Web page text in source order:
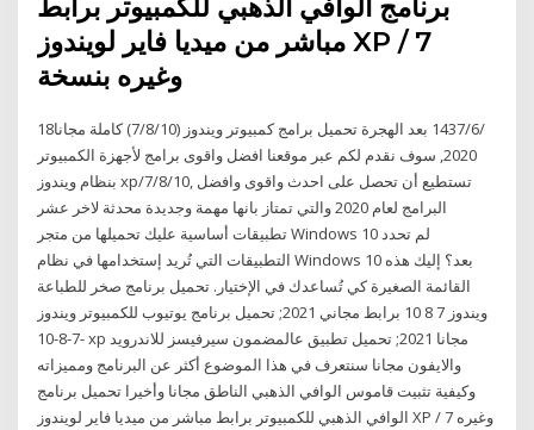
برنامج الوافي الذهبي للكمبيوتر برابط
مباشر من ميديا فاير لويندوز XP / 7
وغيره بنسخة
18‏‏/6‏‏/1437 بعد الهجرة تحميل برامج كمبيوتر ويندوز (7/8/10) كاملة مجانا
2020, سوف نقدم لكم عبر موقعنا افضل واقوى برامج لأجهزة الكمبيوتر
بنظام ويندوز xp/7/8/10, تستطيع أن تحصل على احدث واقوى وافضل
البرامج لعام 2020 والتي تمتاز بانها مهمة وجديدة محدثة لاخر عشر
تطبيقات أساسية عليك تحميلها من متجر Windows 10 لم تحدد
التطبيقات التي تُريد إستخدامها في نظام Windows 10 بعد؟ إليك هذه
القائمة الصغيرة كي تُساعدك في الإختيار. تحميل برنامج صخر للطباعة
ويندوز 7 8 10 برابط مجاني 2021; تحميل برنامج يوتيوب للكمبيوتر ويندوز
7-8-10- xp مجانا 2021; تحميل تطبيق عالمضمون سيرفيسز للاندرويد
والايفون مجانا سنتعرف في هذا الموضوع أكثر عن البرنامج ومميزاته
وكيفية تثبيت قاموس الوافي الذهبي الناطق مجانا وأخيرا تحميل برنامج
الوافي الذهبي للكمبيوتر برابط مباشر من ميديا فاير لويندوز XP / 7 وغيره